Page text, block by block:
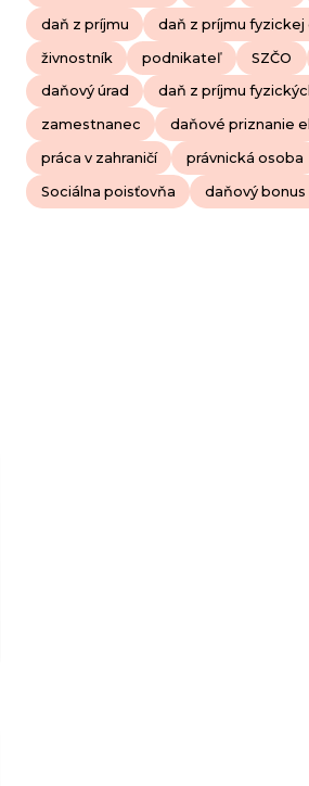
daň z príjmu daň z príjmu fyzickej
živnostník podnikateľ SZČO
daňový úrad daň z príjmu
zamestnanec daňové priznanie
práca v zahraničí právnická osoba
Sociálna poisťovňa daňový bonus